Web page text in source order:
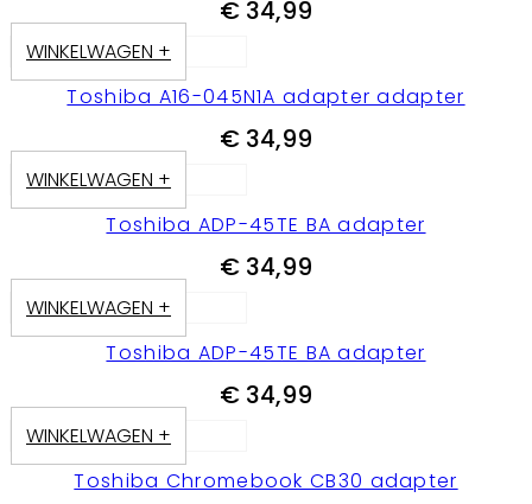
€ 34,99
WINKELWAGEN +
Toshiba A16-045N1A adapter adapter
€ 34,99
WINKELWAGEN +
Toshiba ADP-45TE BA adapter
€ 34,99
WINKELWAGEN +
Toshiba ADP-45TE BA adapter
€ 34,99
WINKELWAGEN +
Toshiba Chromebook CB30 adapter